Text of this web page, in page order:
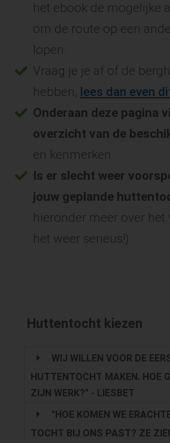
het ebook de mogelijke
om de route op een
lopen.
Vraag je je af of de
hebben, lees dan even
Onderaan deze pagina
overzicht van de
en kenmerken
Is er slecht weer
jouw geplande
hieronder meer over het
het weer serieus!)
Huttentocht kiezen
WIJ WILLEN VOOR DE
HUTTENTOCHT MAKEN. HOE
ZIJN WERK?" - LIESBET
"HOE KOMEN WE
TOCHT BIJ ONS PAST? ZE